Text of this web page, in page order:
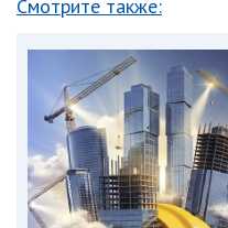
Смотрите также: